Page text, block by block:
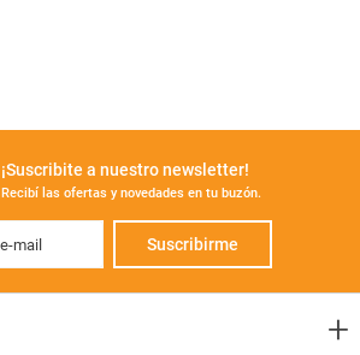
¡Suscribite a nuestro newsletter!
Recibí las ofertas y novedades en tu buzón.
Suscribirme
+